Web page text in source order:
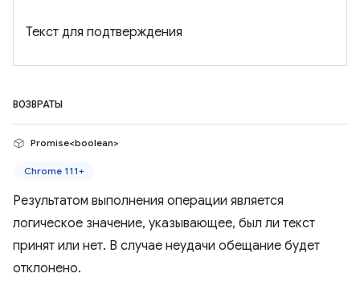
Текст для подтверждения
ВОЗВРАТЫ
Promise<boolean>
Chrome 111+
Результатом выполнения операции является
логическое значение, указывающее, был ли текст
принят или нет. В случае неудачи обещание будет
отклонено.